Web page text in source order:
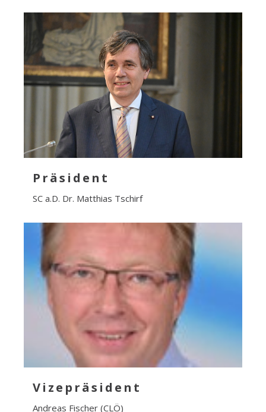
Präsident
SC a.D. Dr. Matthias Tschirf
Vizepräsident
Andreas Fischer (CLÖ)